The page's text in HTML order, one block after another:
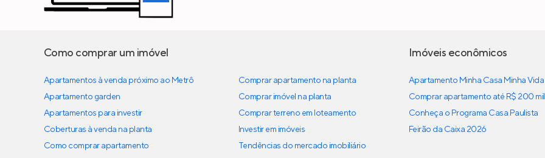
Como comprar um imóvel
Apartamentos à venda próximo ao Metrô
Apartamento garden
Apartamentos para investir
Coberturas à venda na planta
Como comprar apartamento
Comprar apartamento na planta
Comprar imóvel na planta
Comprar terreno em loteamento
Investir em imóveis
Tendências do mercado imobiliário
Imóveis econômicos
Apartamento Minha Casa Minha Vida
Comprar apartamento até R$ 200 mil
Conheça o Programa Casa Paulista
Feirão da Caixa 2026